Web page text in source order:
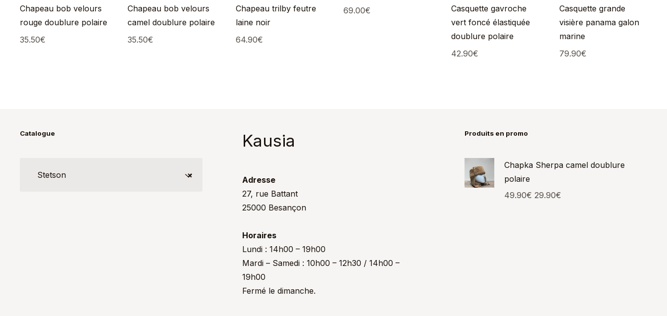
Chapeau bob velours
rouge doublure polaire
35.50€
Chapeau bob velours
camel doublure polaire
35.50€
Chapeau trilby feutre
laine noir
64.90€
69.00€
Casquette gavroche
vert foncé élastiquée
doublure polaire
42.90€
Casquette grande
visière panama galon
marine
79.90€
Catalogue
×
Stetson
Kausia
Adresse
27, rue Battant
25000 Besançon
Horaires
Lundi : 14h00 – 19h00
Mardi – Samedi : 10h00 – 12h30 / 14h00 –
19h00
Fermé le dimanche.
Produits en promo
Chapka Sherpa camel doublure
polaire
49.90€ 29.90€